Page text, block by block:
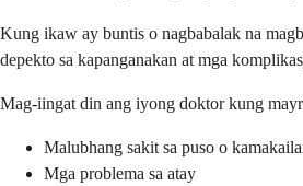
Kung ikaw ay buntis o nagbabalak na
depekto sa kapanganakan at mga
Mag-iingat din ang iyong doktor kung
Malubhang sakit sa puso o
Mga problema sa atay